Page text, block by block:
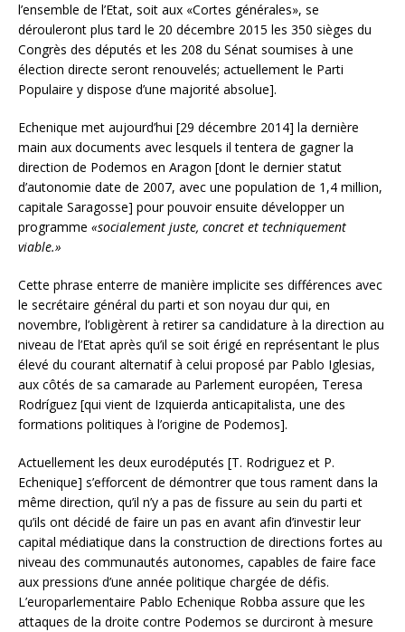
l’ensemble de l’Etat, soit aux «Cortes générales», se
dérouleront plus tard le 20 décembre 2015 les 350 sièges du
Congrès des députés et les 208 du Sénat soumises à une
élection directe seront renouvelés; actuellement le Parti
Populaire y dispose d’une majorité absolue].
Echenique met aujourd’hui [29 décembre 2014] la dernière
main aux documents avec lesquels il tentera de gagner la
direction de Podemos en Aragon [dont le dernier statut
d’autonomie date de 2007, avec une population de 1,4 million,
capitale Saragosse] pour pouvoir ensuite développer un
programme «socialement juste, concret et techniquement
viable.»
Cette phrase enterre de manière implicite ses différences avec
le secrétaire général du parti et son noyau dur qui, en
novembre, l’obligèrent à retirer sa candidature à la direction au
niveau de l’Etat après qu’il se soit érigé en représentant le plus
élevé du courant alternatif à celui proposé par Pablo Iglesias,
aux côtés de sa camarade au Parlement européen, Teresa
Rodríguez [qui vient de Izquierda anticapitalista, une des
formations politiques à l’origine de Podemos].
Actuellement les deux eurodéputés [T. Rodriguez et P.
Echenique] s’efforcent de démontrer que tous rament dans la
même direction, qu’il n’y a pas de fissure au sein du parti et
qu’ils ont décidé de faire un pas en avant afin d’investir leur
capital médiatique dans la construction de directions fortes au
niveau des communautés autonomes, capables de faire face
aux pressions d’une année politique chargée de défis.
L’europarlementaire Pablo Echenique Robba assure que les
attaques de la droite contre Podemos se durciront à mesure